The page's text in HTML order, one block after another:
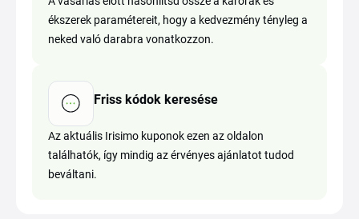
ékszerek paramétereit, hogy a kedvezmény tényleg a
neked való darabra vonatkozzon.
Friss kódok keresése
Az aktuális Irisimo kuponok ezen az oldalon
találhatók, így mindig az érvényes ajánlatot tudod
beváltani.